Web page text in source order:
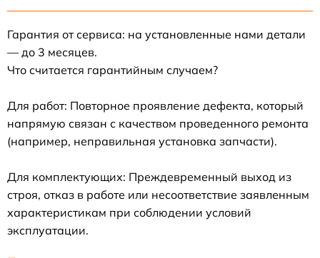
Гарантия от сервиса: на установленные нами детали
— до 3 месяцев.
Что считается гарантийным случаем?
Для работ: Повторное проявление дефекта, который
напрямую связан с качеством проведенного ремонта
(например, неправильная установка запчасти).
Для комплектующих: Преждевременный выход из
строя, отказ в работе или несоответствие заявленным
характеристикам при соблюдении условий
эксплуатации.